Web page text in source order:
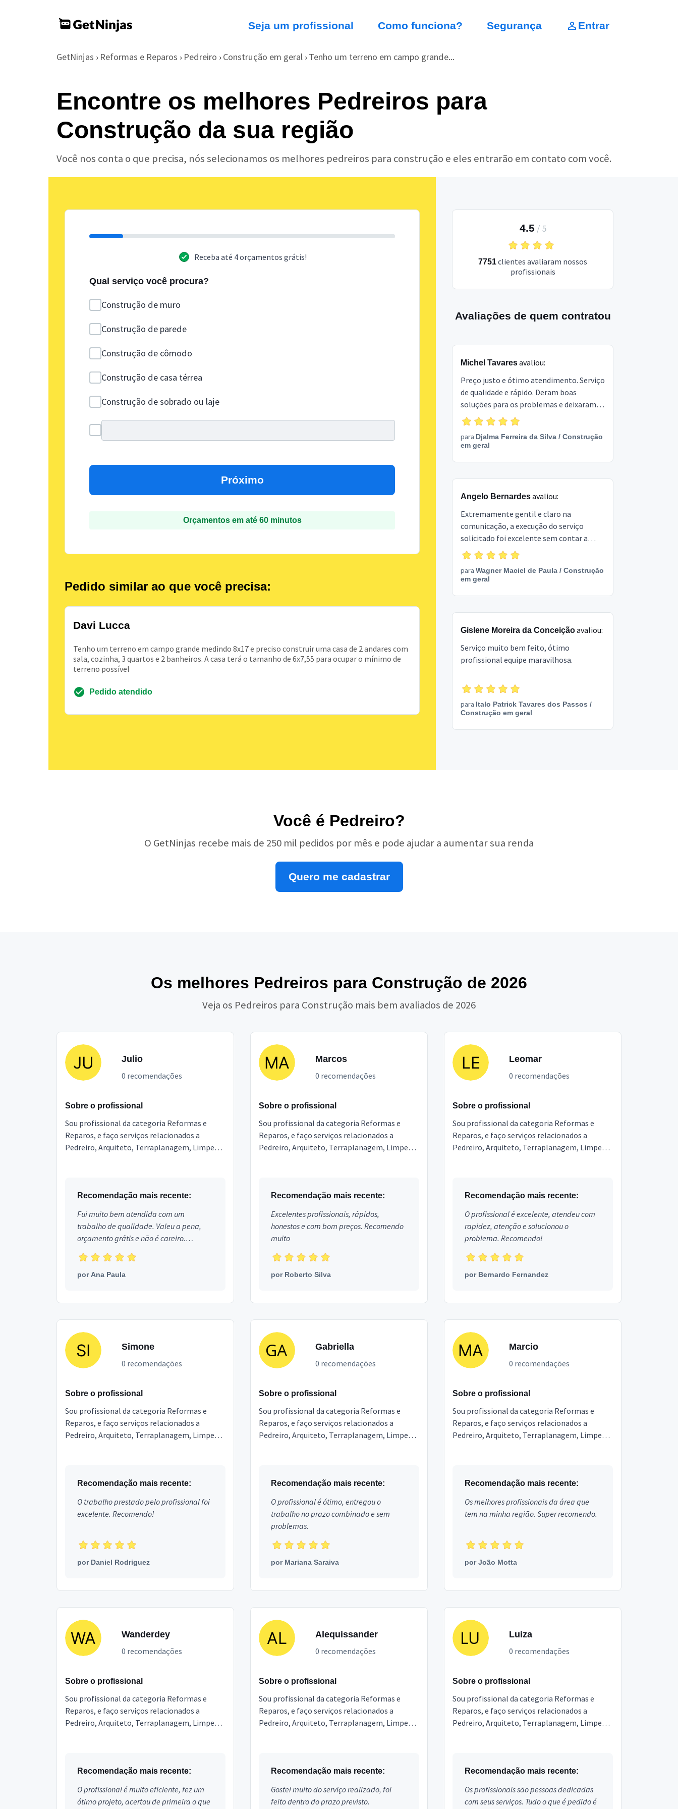
Seja um profissional Como funciona? Segurança Entrar
GetNinjas › Reformas e Reparos › Pedreiro › Construção em geral › Tenho um terreno em campo grande...
Encontre os melhores Pedreiros para
Construção da sua região
Você nos conta o que precisa, nós selecionamos os melhores pedreiros para construção e eles entrarão em contato com você.
Receba até 4 orçamentos grátis!
Qual serviço você procura?
Construção de muro
Construção de parede
Construção de cômodo
Construção de casa térrea
Construção de sobrado ou laje
Próximo
Orçamentos em até 60 minutos
Pedido similar ao que você precisa:
Davi Lucca
Tenho um terreno em campo grande medindo 8x17 e preciso construir uma casa de 2 andares com
sala, cozinha, 3 quartos e 2 banheiros. A casa terá o tamanho de 6x7,55 para ocupar o mínimo de
terreno possível
Pedido atendido
4.5 / 5
7751clientes avaliaram nossos
profissionais
Avaliações de quem contratou
Michel Tavaresavaliou:
Preço justo e ótimo atendimento. Serviço
de qualidade e rápido. Deram boas
soluções para os problemas e deixaram o
lugar limpo ao final das atividades.
Serviço de muito capricho e ótimo
acabamento.
para Djalma Ferreira da Silva / Construção
em geral
Angelo Bernardesavaliou:
Extremamente gentil e claro na
comunicação, a execução do serviço
solicitado foi excelente sem contar a
pontualidade e compromisso com o que
combinamos
para Wagner Maciel de Paula / Construção
em geral
Gislene Moreira da Conceiçãoavaliou:
Serviço muito bem feito, ótimo
profissional equipe maravilhosa.
para Italo Patrick Tavares dos Passos /
Construção em geral
Você é Pedreiro?
O GetNinjas recebe mais de 250 mil pedidos por mês e pode ajudar a aumentar sua renda
Quero me cadastrar
Os melhores Pedreiros para Construção de 2026
Veja os Pedreiros para Construção mais bem avaliados de 2026
Julio
0 recomendações
Sobre o profissional
Sou profissional da categoria Reformas e
Reparos, e faço serviços relacionados a
Pedreiro, Arquiteto, Terraplanagem, Limpeza
Recomendação mais recente:
Fui muito bem atendida com um
trabalho de qualidade. Valeu a pena,
orçamento grátis e não é careiro.
Obrigada!
por Ana Paula
Marcos
0 recomendações
Sobre o profissional
Sou profissional da categoria Reformas e
Reparos, e faço serviços relacionados a
Pedreiro, Arquiteto, Terraplanagem, Limpeza
Recomendação mais recente:
Excelentes profissionais, rápidos,
honestos e com bom preços. Recomendo
muito
por Roberto Silva
Leomar
0 recomendações
Sobre o profissional
Sou profissional da categoria Reformas e
Reparos, e faço serviços relacionados a
Pedreiro, Arquiteto, Terraplanagem, Limpeza
Recomendação mais recente:
O profissional é excelente, atendeu com
rapidez, atenção e solucionou o
problema. Recomendo!
por Bernardo Fernandez
Simone
0 recomendações
Sobre o profissional
Sou profissional da categoria Reformas e
Reparos, e faço serviços relacionados a
Pedreiro, Arquiteto, Terraplanagem, Limpeza
Recomendação mais recente:
O trabalho prestado pelo profissional foi
excelente. Recomendo!
por Daniel Rodriguez
Gabriella
0 recomendações
Sobre o profissional
Sou profissional da categoria Reformas e
Reparos, e faço serviços relacionados a
Pedreiro, Arquiteto, Terraplanagem, Limpeza
Recomendação mais recente:
O profissional é ótimo, entregou o
trabalho no prazo combinado e sem
problemas.
por Mariana Saraiva
Marcio
0 recomendações
Sobre o profissional
Sou profissional da categoria Reformas e
Reparos, e faço serviços relacionados a
Pedreiro, Arquiteto, Terraplanagem, Limpeza
Recomendação mais recente:
Os melhores profissionais da área que
tem na minha região. Super recomendo.
porJoão Motta
Wanderdey
0 recomendações
Sobre o profissional
Sou profissional da categoria Reformas e
Reparos, e faço serviços relacionados a
Pedreiro, Arquiteto, Terraplanagem, Limpeza
Recomendação mais recente:
O profissional é muito eficiente, fez um
ótimo projeto, acertou de primeira o que
Alequissander
0 recomendações
Sobre o profissional
Sou profissional da categoria Reformas e
Reparos, e faço serviços relacionados a
Pedreiro, Arquiteto, Terraplanagem, Limpeza
Recomendação mais recente:
Gostei muito do serviço realizado, foi
feito dentro do prazo previsto.
Luiza
0 recomendações
Sobre o profissional
Sou profissional da categoria Reformas e
Reparos, e faço serviços relacionados a
Pedreiro, Arquiteto, Terraplanagem, Limpeza
Recomendação mais recente:
Os profissionais são pessoas dedicadas
com seus serviços. Tudo o que é pedido é